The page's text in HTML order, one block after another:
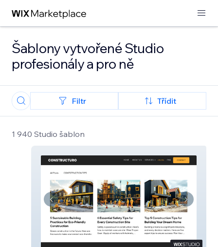
Šablony vytvořené Studio
profesionály a pro ně
Filtr Třídit
1 940 Studio šablon